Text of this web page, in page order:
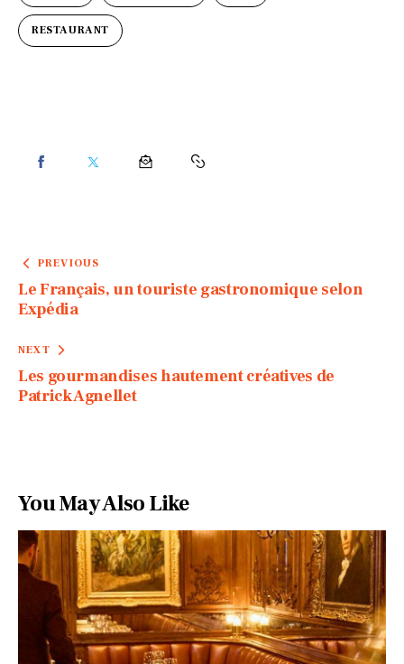
RESTAURANT
PREVIOUS
Le Français, un touriste gastronomique selon
Expédia
NEXT
Les gourmandises hautement créatives de
Patrick Agnellet
You May Also Like